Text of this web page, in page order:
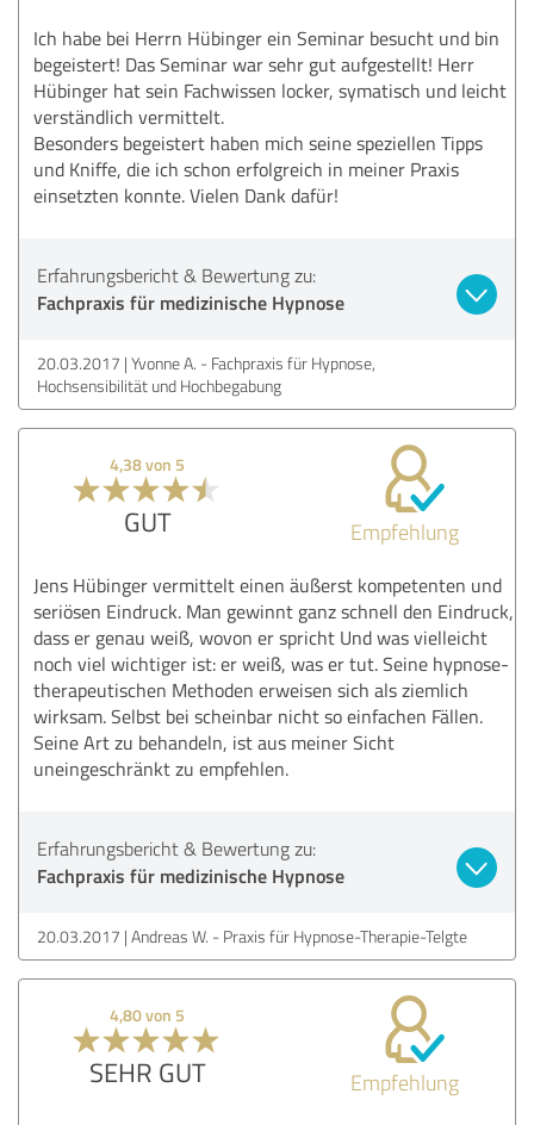
Ich habe bei Herrn Hübinger ein Seminar besucht und bin
begeistert! Das Seminar war sehr gut aufgestellt! Herr
Hübinger hat sein Fachwissen locker, symatisch und leicht
verständlich vermittelt.
Besonders begeistert haben mich seine speziellen Tipps
und Kniffe, die ich schon erfolgreich in meiner Praxis
einsetzten konnte. Vielen Dank dafür!
Erfahrungsbericht & Bewertung zu:
Fachpraxis für medizinische Hypnose
20.03.2017 Yvonne A. - Fachpraxis für Hypnose,
Hochsensibilität und Hochbegabung
4,38 von 5
GUT Empfehlung
Jens Hübinger vermittelt einen äußerst kompetenten und
seriösen Eindruck. Man gewinnt ganz schnell den Eindruck,
dass er genau weiß, wovon er spricht Und was vielleicht
noch viel wichtiger ist: er weiß, was er tut. Seine hypnose-
therapeutischen Methoden erweisen sich als ziemlich
wirksam. Selbst bei scheinbar nicht so einfachen Fällen.
Seine Art zu behandeln, ist aus meiner Sicht
uneingeschränkt zu empfehlen.
Erfahrungsbericht & Bewertung zu:
Fachpraxis für medizinische Hypnose
20.03.2017 Andreas W. - Praxis für Hypnose-Therapie-Telgte
4,80 von 5
SEHR GUT Empfehlung